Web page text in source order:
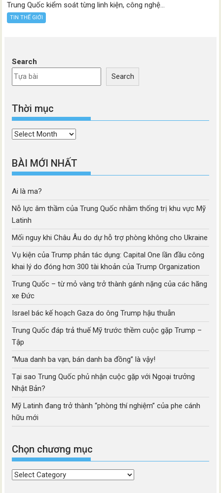
Trung Quốc kiểm soát từng linh kiện, công nghệ...
TIN THẾ GIỚI
Search
Search
Thời mục
Thời
BÀI MỚI NHẤT
Ai là ma?
Nỗ lực âm thầm của Trung Quốc nhằm thống trị khu vực Mỹ
Latinh
Mối nguy khi Châu Âu do dự hỗ trợ phòng không cho Ukraine
Vụ kiện của Trump phản tác dụng: Capital One lần đầu công
khai lý do đóng hơn 300 tài khoản của Trump Organization
Trung Quốc – từ mỏ vàng trở thành gánh nặng của các hãng
xe Đức
Israel bác kế hoạch Gaza do ông Trump hậu thuẫn
Trung Quốc đáp trả thuế Mỹ trước thềm cuộc gặp Trump –
Tập
“Mua danh ba vạn, bán danh ba đồng” là vậy!
Tại sao Trung Quốc phủ nhận cuộc gặp với Ngoại trưởng
Nhật Bản?
Mỹ Latinh đang trở thành “phòng thí nghiệm” của phe cánh
hữu mới
Chọn chương mục
Chọn